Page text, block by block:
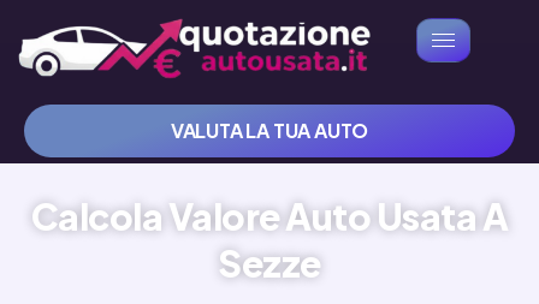
VALUTA LA TUA AUTO
Calcola Valore Auto Usata A
Sezze